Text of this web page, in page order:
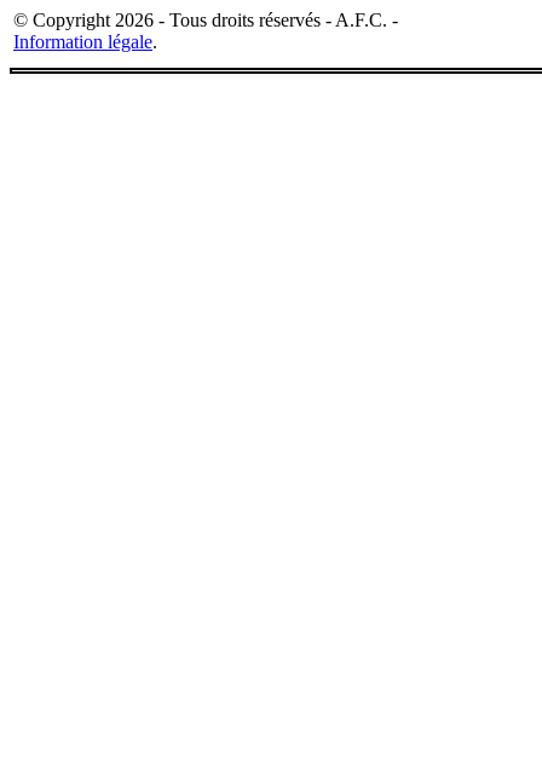
© Copyright 2026 - Tous droits réservés - A.F.C. -
Information légale.